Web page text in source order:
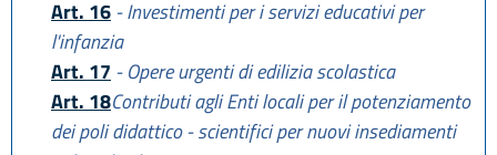
Art. 16 - Investimenti per i servizi educativi per
l'infanzia
Art. 17 - Opere urgenti di edilizia scolastica
Art. 18Contributi agli Enti locali per il potenziamento
dei poli didattico - scientifici per nuovi insediamenti